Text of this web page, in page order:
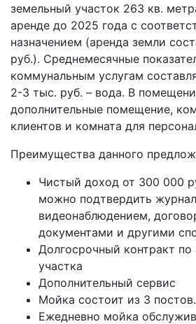
земельный участок 263 кв.
аренде до 2025 года с
назначением (аренда земли
руб.). Среднемесячные
коммунальным услугам
2-3 тыс. руб. – вода. В
дополнительные помещение,
клиентов и комната для
Преимущества данного
Чистый доход от 300 000
можно подтвердить
видеонаблюдением,
документами и другими
Долгосрочный контракт по
участка
Дополнительный сервис
Мойка состоит из 3 постов.
Ежедневно мойка